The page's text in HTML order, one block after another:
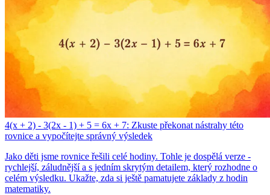
4(x + 2) - 3(2x - 1) + 5 = 6x + 7: Zkuste překonat nástrahy této
rovnice a vypočítejte správný výsledek
Jako děti jsme rovnice řešili celé hodiny. Tohle je dospělá verze -
rychlejší, záludnější a s jedním skrytým detailem, který rozhodne o
celém výsledku. Ukažte, zda si ještě pamatujete základy z hodin
matematiky.